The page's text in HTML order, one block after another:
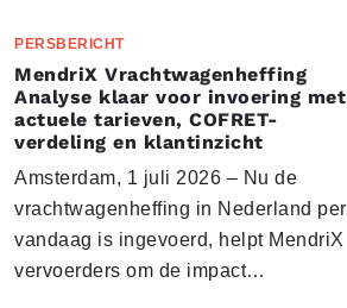
PERSBERICHT
MendriX Vrachtwagenheffing
Analyse klaar voor invoering met
actuele tarieven, COFRET-
verdeling en klantinzicht
Amsterdam, 1 juli 2026 – Nu de
vrachtwagenheffing in Nederland per
vandaag is ingevoerd, helpt MendriX
vervoerders om de impact…